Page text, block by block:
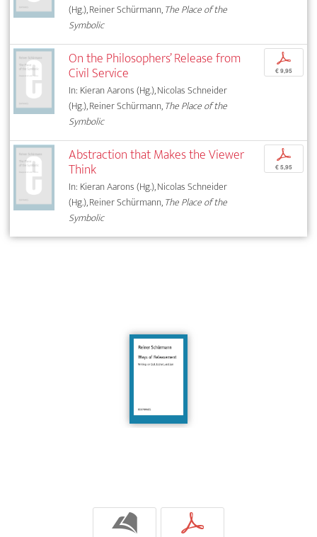
(Hg.), Reiner Schürmann,The Place of the
Symbolic
On the Philosophers’ Release from
Civil Service
In: Kieran Aarons (Hg.), Nicolas Schneider
(Hg.), Reiner Schürmann,The Place of the
Symbolic
p
€ 9,95
Abstraction that Makes the Viewer
Think
In: Kieran Aarons (Hg.), Nicolas Schneider
(Hg.), Reiner Schürmann,The Place of the
Symbolic
p
€ 5,95
b p